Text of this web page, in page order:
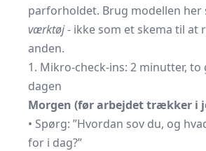
parforholdet. Brug modellen her
værktøj- ikke som et skema til at
anden.
1. Mikro-check-ins: 2 minutter, to
dagen
Morgen (før arbejdet trækker i
• Spørg: ”Hvordan sov du, og
for i dag?”